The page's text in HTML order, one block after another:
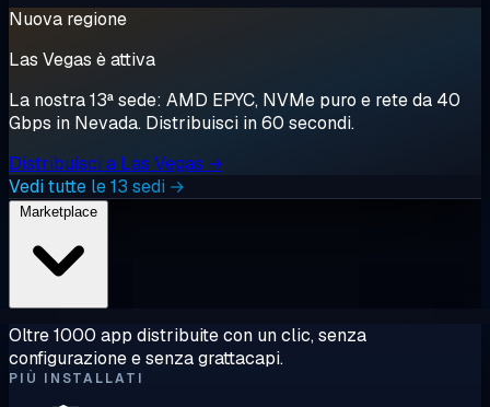
Nuova regione
Las Vegas è attiva
La nostra 13ª sede: AMD EPYC, NVMe puro e rete da 40
Gbps in Nevada. Distribuisci in 60 secondi.
Distribuisci a Las Vegas →
Vedi tutte le 13 sedi →
Oltre 1000 app distribuite con un clic, senza
configurazione e senza grattacapi.
PIÙ INSTALLATI